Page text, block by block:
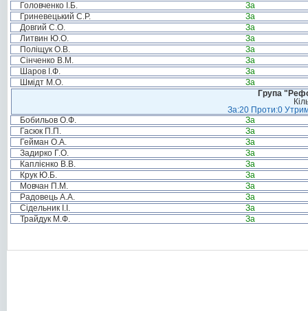
Головченко І.Б.
За
Гриневецький С.Р.
За
Довгий С.О.
За
Литвин Ю.О.
За
Поліщук О.В.
За
Сінченко В.М.
За
Шаров І.Ф.
За
Шмідт М.О.
За
Група
За:20 Проти:0
Бобильов О.Ф.
За
Гасюк П.П.
За
Гейман О.А.
За
Задирко Г.О.
За
Каплієнко В.В.
За
Крук Ю.Б.
За
Мовчан П.М.
За
Радовець А.А.
За
Сідельник І.І.
За
Трайдук М.Ф.
За